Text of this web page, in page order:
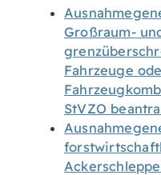
Großraum-
Fahrzeuge
StVZO